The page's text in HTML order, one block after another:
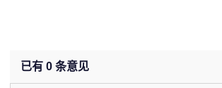
已有 0 条意见